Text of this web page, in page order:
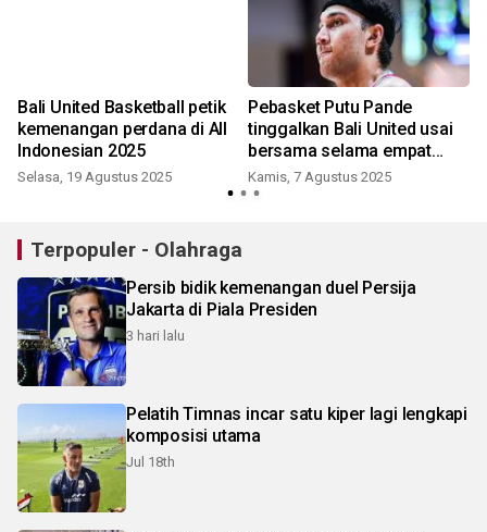
Bali United Basketball petik
kemenangan perdana di All
Indonesian 2025
Selasa, 19 Agustus 2025
Pebasket Putu Pande
tinggalkan Bali United usai
bersama selama empat
musim
Kamis, 7 Agustus 2025
Terpopuler - Olahraga
Persib bidik kemenangan duel Persija
Jakarta di Piala Presiden
3 hari lalu
Pelatih Timnas incar satu kiper lagi lengkapi
komposisi utama
Jul 18th